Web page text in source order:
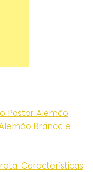
Pastor Alemão
Branco e
Características